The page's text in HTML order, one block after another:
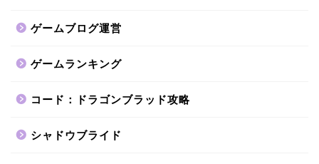
ゲームブログ運営
ゲームランキング
コード：ドラゴンブラッド攻略
シャドウブライド